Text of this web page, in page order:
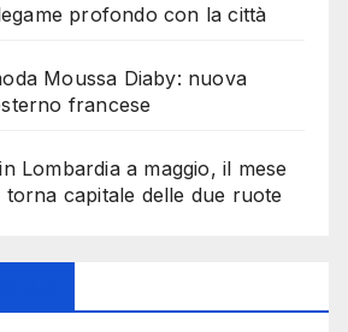
profondo con la città
Moussa Diaby: nuova
francese
Lombardia a maggio, il mese
capitale delle due ruote